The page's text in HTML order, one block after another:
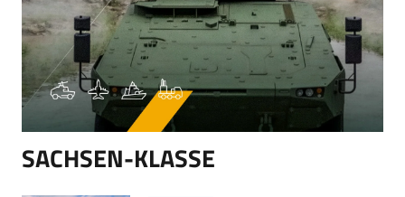
SACHSEN-KLASSE